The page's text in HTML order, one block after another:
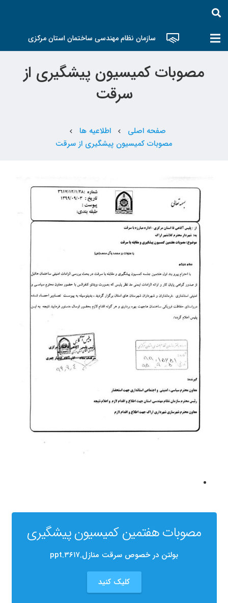
سازمان نظام مهندسی ساختمان استان مرکزی
مصوبات کمیسیون پیشگیری از
سرقت
صفحه اصلی chevron_left اطلاعیه ها chevron_left
مصوبات کمیسیون پیشگیری از سرقت
مصوبات هفتمین کمیسیون پیشگیری
بولتن در خصوص سرقت منازل.۳۶۱۷.ppt
کلیک کنید